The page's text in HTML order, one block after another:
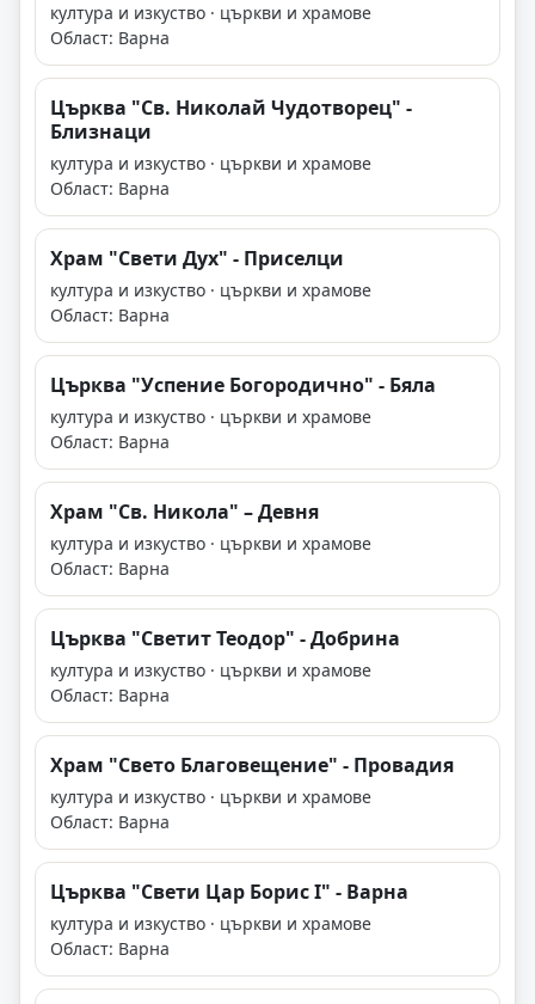
култура и изкуство · църкви и храмове
Област: Варна
Църква "Св. Николай Чудотворец" -
Близнаци
култура и изкуство · църкви и храмове
Област: Варна
Храм "Свети Дух" - Приселци
култура и изкуство · църкви и храмове
Област: Варна
Църква "Успение Богородично" - Бяла
култура и изкуство · църкви и храмове
Област: Варна
Храм "Св. Никола" – Девня
култура и изкуство · църкви и храмове
Област: Варна
Църква "Светит Теодор" - Добрина
култура и изкуство · църкви и храмове
Област: Варна
Храм "Свето Благовещение" - Провадия
култура и изкуство · църкви и храмове
Област: Варна
Църква "Свети Цар Борис I" - Варна
култура и изкуство · църкви и храмове
Област: Варна